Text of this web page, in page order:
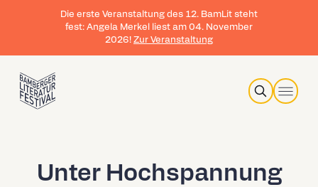
Die erste Veranstaltung des 12. BamLit steht
fest: Angela Merkel liest am 04. November
2026! Zur Veranstaltung
Search
Unter Hochspannung